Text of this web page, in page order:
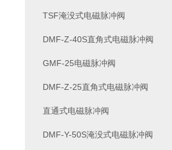
TSF淹没式电磁脉冲阀
DMF-Z-40S直角式电磁脉冲阀
GMF-25电磁脉冲阀
DMF-Z-25直角式电磁脉冲阀
直通式电磁脉冲阀
DMF-Y-50S淹没式电磁脉冲阀